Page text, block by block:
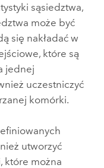
sąsiedztwa,
może być
się nakładać w
które są
jednej
uczestniczyć
komórki.
utworzyć
które można